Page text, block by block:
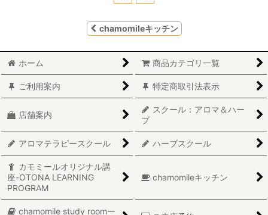
chamomileキッチン
ホーム 商品カテゴリ一覧
ご利用案内 特定商取引法表示
店舗案内
スクール：アロマ＆ハー
ブ
アロマテラピースクール ハーブスクール
カモミールオリジナル講
座-OTONA LEARNING
PROGRAM
chamomileキッチン
chamomile study roomー